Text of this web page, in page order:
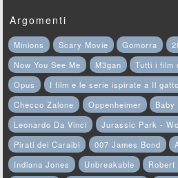
Argomenti
Minions Scary Movie Gomorra
Now You See Me
M3gan
Tutti i film
Opus
I film e le serie ispirate a Il
Checco Zalone
Oppenheimer Baby
Leonardo Da Vinci
Jurassic Park -
Pirati dei Caraibi
007 James Bond
Indiana Jones
Unbreakable Robert